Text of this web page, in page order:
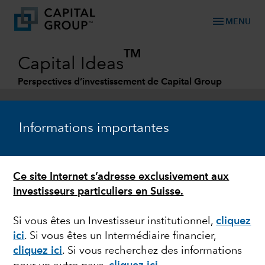
Informations importantes
Ce site Internet s’adresse exclusivement aux
Investisseurs particuliers en Suisse.
Si vous êtes un Investisseur institutionnel,cliquez
ici. Si vous êtes un Intermédiaire financier,
cliquez ici. Si vous recherchez des informations
menu MENU
Capital Ideas
TM
Perspectives d’investissement de Capital Group
PERSPECTIVES